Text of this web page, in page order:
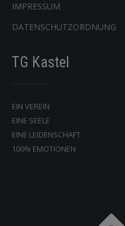
IMPRESSUM
DATENSCHUTZORDNUNG
TG Kastel
EIN VEREIN
EINE SEELE
EINE LEIDENSCHAFT
100% EMOTIONEN